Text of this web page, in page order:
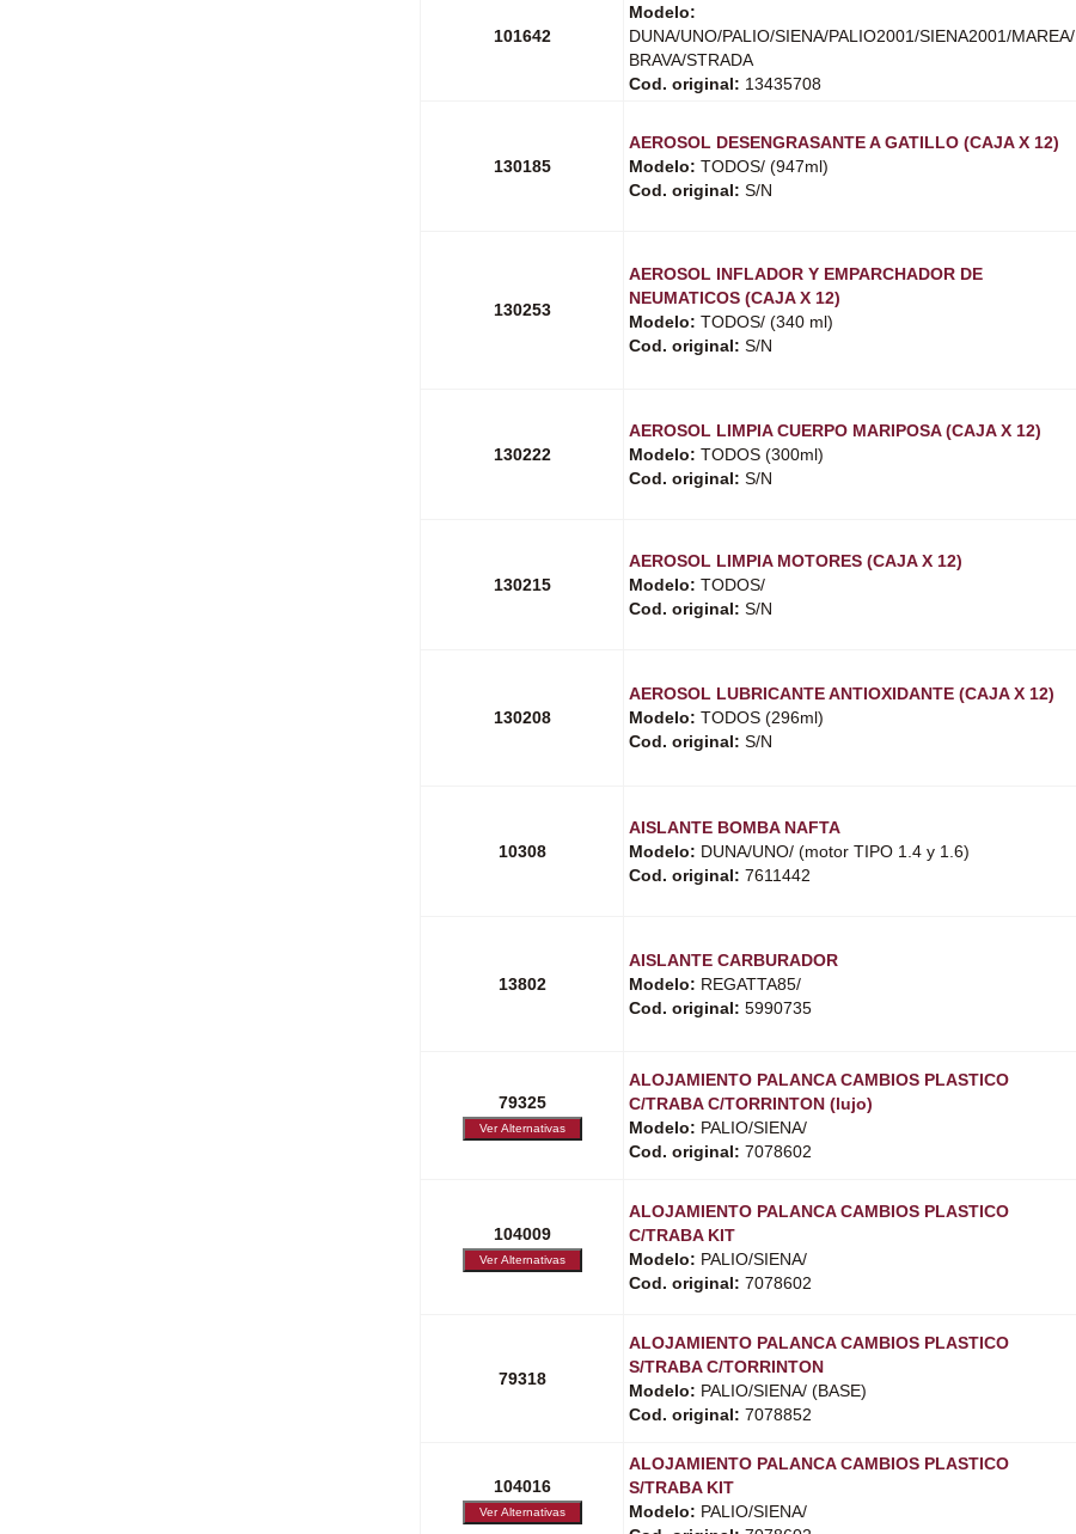
101642
Modelo:
DUNA/UNO/PALIO/SIENA/PALIO2001/SIENA2001/MAREA/
BRAVA/STRADA
Cod. original: 13435708
130185
AEROSOL DESENGRASANTE A GATILLO (CAJA X 12)
Modelo: TODOS/ (947ml)
Cod. original: S/N
130253
AEROSOL INFLADOR Y EMPARCHADOR DE
NEUMATICOS (CAJA X 12)
Modelo: TODOS/ (340 ml)
Cod. original: S/N
130222
AEROSOL LIMPIA CUERPO MARIPOSA (CAJA X 12)
Modelo: TODOS (300ml)
Cod. original: S/N
130215
AEROSOL LIMPIA MOTORES (CAJA X 12)
Modelo: TODOS/
Cod. original: S/N
130208
AEROSOL LUBRICANTE ANTIOXIDANTE (CAJA X 12)
Modelo: TODOS (296ml)
Cod. original: S/N
10308
AISLANTE BOMBA NAFTA
Modelo: DUNA/UNO/ (motor TIPO 1.4 y 1.6)
Cod. original: 7611442
13802
AISLANTE CARBURADOR
Modelo: REGATTA85/
Cod. original: 5990735
79325
ALOJAMIENTO PALANCA CAMBIOS PLASTICO
C/TRABA C/TORRINTON (lujo)
Modelo: PALIO/SIENA/
Cod. original: 7078602
104009
ALOJAMIENTO PALANCA CAMBIOS PLASTICO
C/TRABA KIT
Modelo: PALIO/SIENA/
Cod. original: 7078602
79318
ALOJAMIENTO PALANCA CAMBIOS PLASTICO
S/TRABA C/TORRINTON
Modelo: PALIO/SIENA/ (BASE)
Cod. original: 7078852
104016
ALOJAMIENTO PALANCA CAMBIOS PLASTICO
S/TRABA KIT
Modelo: PALIO/SIENA/